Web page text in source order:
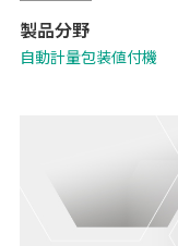
製品分野
自動計量包装値付機